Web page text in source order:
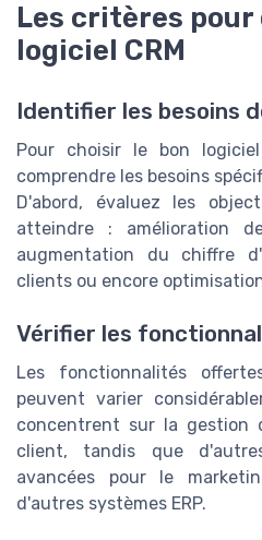
Les critères pour
logiciel CRM
Identifier les besoins
Pour choisir le bon
comprendre les besoins
D'abord, évaluez les
atteindre : amélioration
augmentation du chiffre
clients ou encore
Vérifier les
Les fonctionnalités
peuvent varier
concentrent sur la gestion
client, tandis que
avancées pour le
d'autres systèmes ERP.